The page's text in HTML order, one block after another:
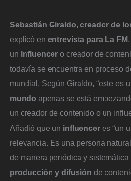
Sebastián Giraldo, creador de
explicó en entrevista para La FM
un influencer o creador de
todavía se encuentra en proceso
mundial. Según Giraldo, “este es
mundo apenas se está
un creador de contenido o un
Añadió que un influencer es “un
relevancia. Es una persona
de manera periódica y sistemática
producción y difusión de